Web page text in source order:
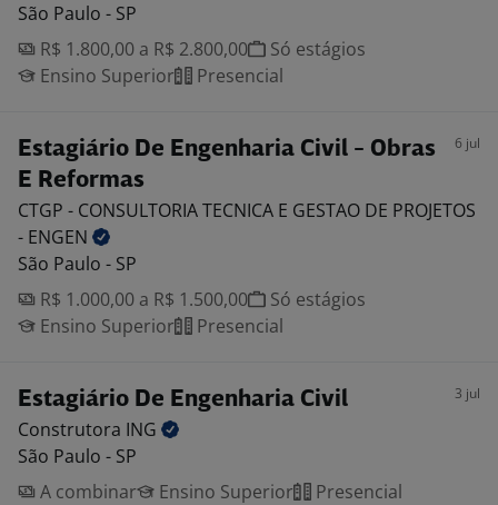
São Paulo - SP
R$ 1.800,00 a R$ 2.800,00
Só estágios
Ensino Superior
Presencial
Estagiário De Engenharia Civil - Obras
E Reformas
6 jul
CTGP - CONSULTORIA TECNICA E GESTAO DE PROJETOS
- ENGEN
São Paulo - SP
R$ 1.000,00 a R$ 1.500,00
Só estágios
Ensino Superior
Presencial
Estagiário De Engenharia Civil 3 jul
Construtora ING
São Paulo - SP
A combinar
Ensino Superior Presencial